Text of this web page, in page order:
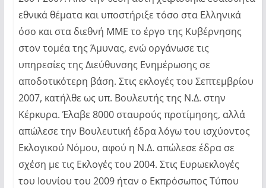
εθνικά θέματα και υποστήριξε τόσο στα Ελληνικά
όσο και στα διεθνή ΜΜΕ το έργο της Κυβέρνησης
στον τομέα της Άμυνας, ενώ οργάνωσε τις
υπηρεσίες της Διεύθυνσης Ενημέρωσης σε
αποδοτικότερη βάση. Στις εκλογές του Σεπτεμβρίου
2007, κατήλθε ως υπ. Βουλευτής της Ν.Δ. στην
Κέρκυρα. Έλαβε 8000 σταυρούς προτίμησης, αλλά
απώλεσε την Βουλευτική έδρα λόγω του ισχύοντος
Εκλογικού Νόμου, αφού η Ν.Δ. απώλεσε έδρα σε
σχέση με τις Εκλογές του 2004. Στις Ευρωεκλογές
του Ιουνίου του 2009 ήταν ο Εκπρόσωπος Τύπου